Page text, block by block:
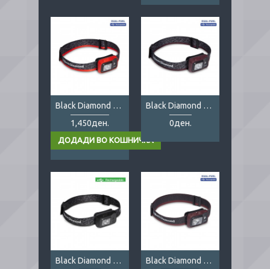
Black Diamond Astro 300 red
1,450ден.
Black Diamond Astro 300 violet
0ден.
Black Diamond Astro 300-R
Black Diamond Cosmo 350 Grey